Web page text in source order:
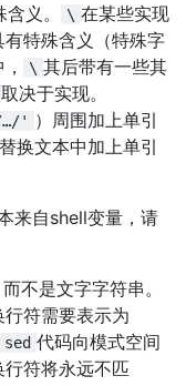
义。 \ 在某些实现
特殊含义（特殊字
\ 其后带有一些其
取决于实现。
…/'
）周围加上单引
换文本中加上单引
来自shell变量，请
不是文字字符串。
符需要表示为
sed 代码向模式空间
符将永远不匹